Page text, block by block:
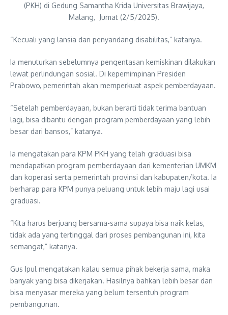
(PKH) di Gedung Samantha Krida Universitas Brawijaya,
Malang, Jumat (2/5/2025).
“Kecuali yang lansia dan penyandang disabilitas,” katanya.
Ia menuturkan sebelumnya pengentasan kemiskinan dilakukan
lewat perlindungan sosial. Di kepemimpinan Presiden
Prabowo, pemerintah akan memperkuat aspek pemberdayaan.
“Setelah pemberdayaan, bukan berarti tidak terima bantuan
lagi, bisa dibantu dengan program pemberdayaan yang lebih
besar dari bansos,” katanya.
Ia mengatakan para KPM PKH yang telah graduasi bisa
mendapatkan program pemberdayaan dari kementerian UMKM
dan koperasi serta pemerintah provinsi dan kabupaten/kota. Ia
berharap para KPM punya peluang untuk lebih maju lagi usai
graduasi.
“Kita harus berjuang bersama-sama supaya bisa naik kelas,
tidak ada yang tertinggal dari proses pembangunan ini, kita
semangat,” katanya.
Gus Ipul mengatakan kalau semua pihak bekerja sama, maka
banyak yang bisa dikerjakan. Hasilnya bahkan lebih besar dan
bisa menyasar mereka yang belum tersentuh program
pembangunan.